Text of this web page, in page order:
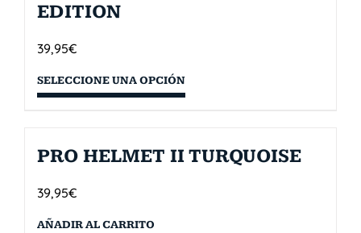
EDITION
39,95€
SELECCIONE UNA OPCIÓN
PRO HELMET II TURQUOISE
39,95€
AÑADIR AL CARRITO